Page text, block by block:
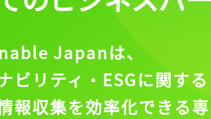
Japanは、
ビリティ・ESGに関する
報収集を効率化できる